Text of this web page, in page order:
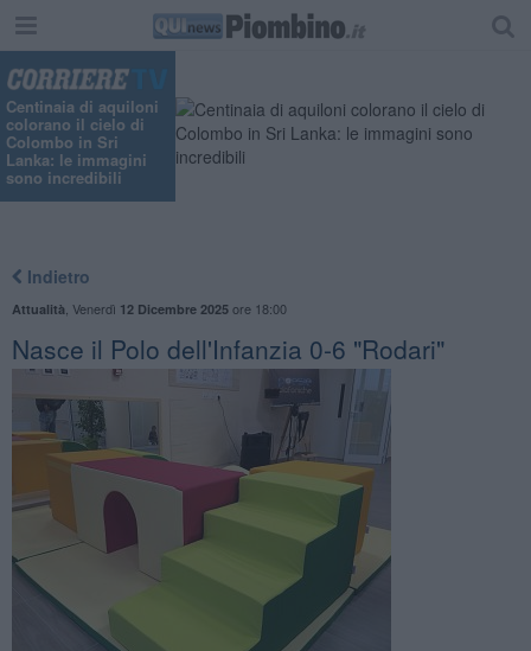
Centinaia di aquiloni
colorano il cielo di
Colombo in Sri
Lanka: le immagini
sono incredibili
Indietro
Attualità Venerdì 12 Dicembre 2025ore 18:00
Nasce il Polo dell'Infanzia 0-6 "Rodari"